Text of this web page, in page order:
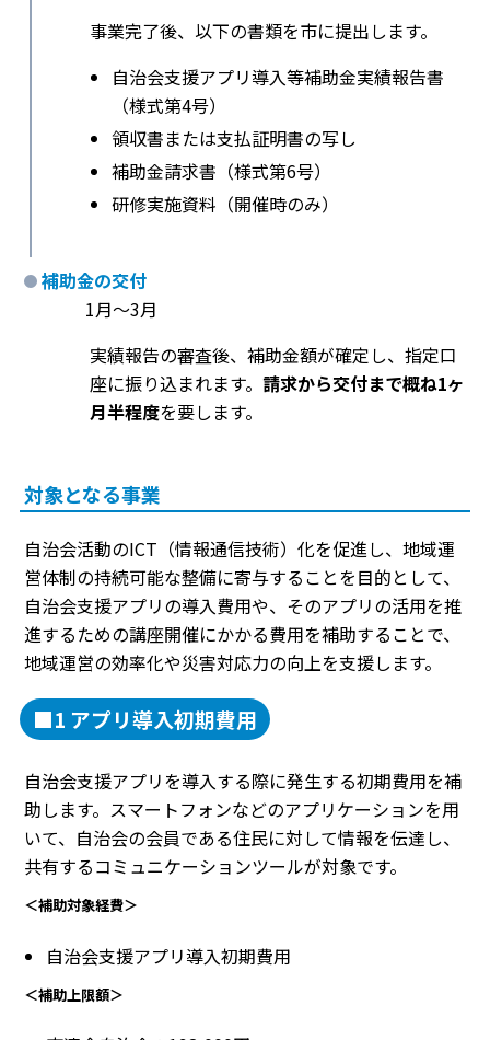
事業完了後、以下の書類を市に提出します。
自治会支援アプリ導入等補助金実績報告書
（様式第4号）
領収書または支払証明書の写し
補助金請求書（様式第6号）
研修実施資料（開催時のみ）
補助金の交付
1月～3月
実績報告の審査後、補助金額が確定し、指定口
座に振り込まれます。 請求から交付まで概ね1ヶ
月半程度を要します。
対象となる事業
自治会活動のICT（情報通信技術）化を促進し、地域運
営体制の持続可能な整備に寄与することを目的として、
自治会支援アプリの導入費用や、そのアプリの活用を推
進するための講座開催にかかる費用を補助することで、
地域運営の効率化や災害対応力の向上を支援します。
■1 アプリ導入初期費用
自治会支援アプリを導入する際に発生する初期費用を補
助します。スマートフォンなどのアプリケーションを用
いて、自治会の会員である住民に対して情報を伝達し、
共有するコミュニケーションツールが対象です。
＜補助対象経費＞
自治会支援アプリ導入初期費用
＜補助上限額＞